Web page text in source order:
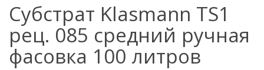
Субстрат Klasmann TS1
рец. 085 средний ручная
фасовка 100 литров